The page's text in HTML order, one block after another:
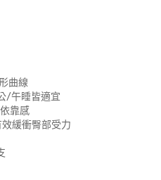
曲線
/午睡皆適宜
靠感
緩衝臀部受力